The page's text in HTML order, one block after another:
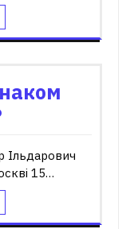
Ільдарович
15…